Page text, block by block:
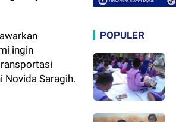
ingin
Novida Saragih.
POPULER